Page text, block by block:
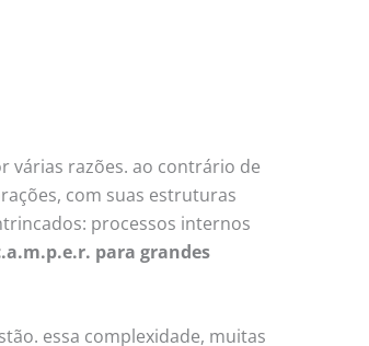
várias razões. ao contrário de
com suas estruturas
processos internos
para grandes
essa complexidade, muitas